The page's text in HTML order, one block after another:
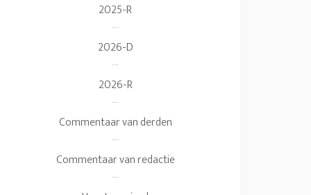
2025-R
2026-D
2026-R
Commentaar van derden
Commentaar van redactie